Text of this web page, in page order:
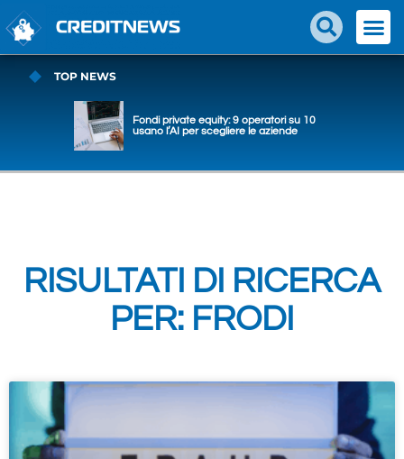
TOP NEWS
Fondi private equity: 9 operatori su 10
usano l’AI per scegliere le aziende
RISULTATI DI RICERCA
PER: FRODI